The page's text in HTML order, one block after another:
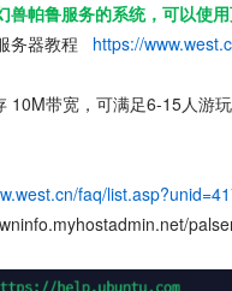
兽帕鲁服务的系统，可以使
务器教程 https://
10M带宽，可满足6-15人游玩
faq/